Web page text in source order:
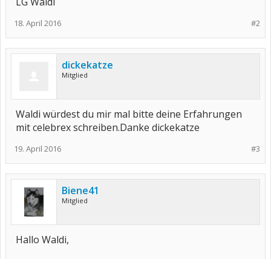
#2
18. April 2016
dickekatze
Mitglied
Waldi würdest du mir mal bitte deine Erfahrungen
mit celebrex schreiben.Danke dickekatze
#3
19. April 2016
Biene41
Mitglied
Hallo Waldi,